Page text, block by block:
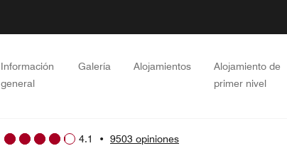
Información
general
Galería Alojamientos
Alojamiento de
primer nivel
4.1 • 9503 opiniones